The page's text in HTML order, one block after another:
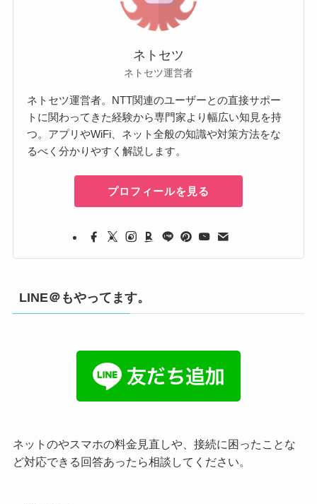
ネトセツ
ネトセツ運営者
ネトセツ運営者。NTT関連のユーザーとの直接サポー
トに関わってきた経験から専門家より幅広い知見を持
つ。アプリやWiFi、ネット全般の知識や対策方法をな
るべく分かりやすく解説します。
プロフィールを見る
LINE＠もやってます。
ネットのやスマホの料金見直しや、接続に困ったことな
ど対応できる回答あったら相談してください。